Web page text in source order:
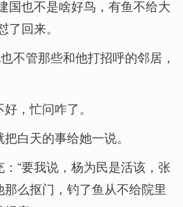
国也不是啥好鸟，有鱼不给大
回来。
不管那些和他打招呼的邻居，
，忙问咋了。
白天的事给她一说。
“要我说，杨为民是活该，张
么抠门，钓了鱼从不给院里